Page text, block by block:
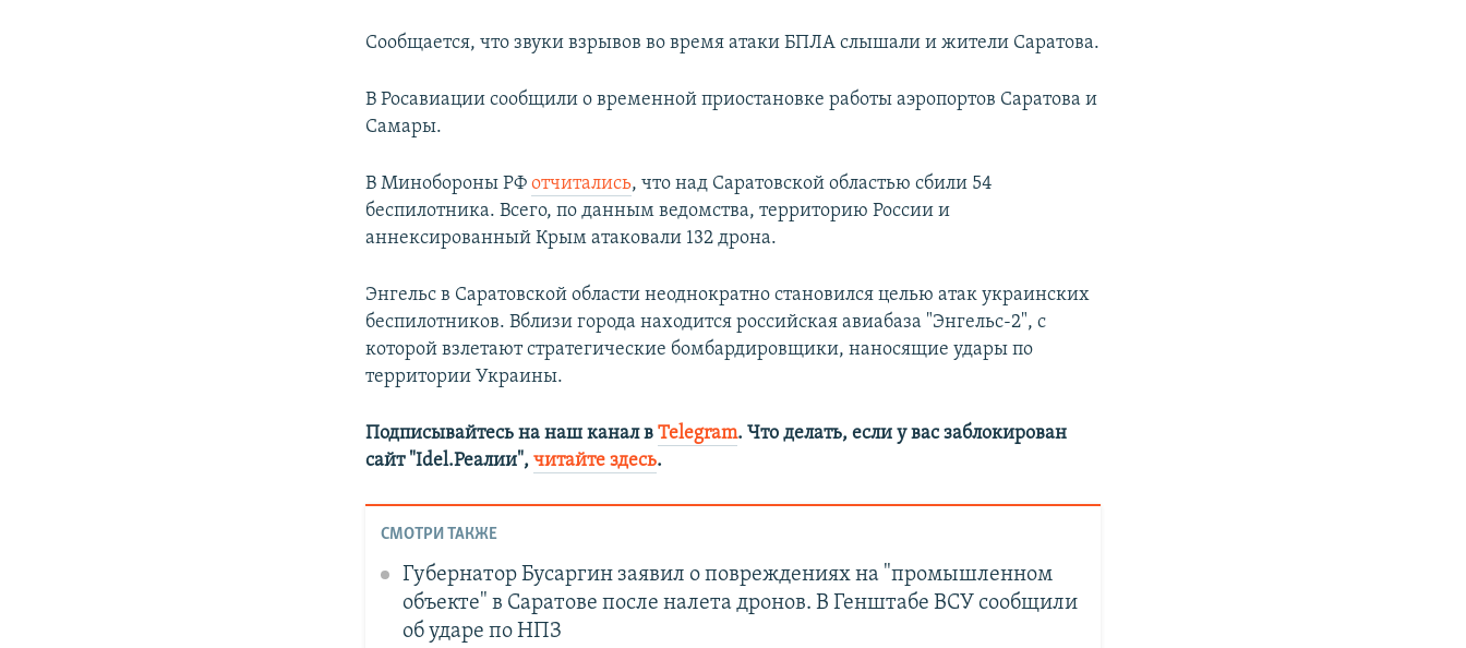
Сообщается, что звуки взрывов во время атаки БПЛА слышали и жители Саратова.
В Росавиации сообщили о временной приостановке работы аэропортов Саратова и
Самары.
В Минобороны РФотчитались, что над Саратовской областью сбили 54
беспилотника. Всего, по данным ведомства, территорию России и
аннексированный Крым атаковали 132 дрона.
Энгельс в Саратовской области неоднократно становился целью атак украинских
беспилотников. Вблизи города находится российская авиабаза "Энгельс-2", с
которой взлетают стратегические бомбардировщики, наносящие удары по
территории Украины.
Подписывайтесь на наш канал вTelegram. Что делать, если у вас заблокирован
сайт "Idel.Реалии",читайте здесь.
СМОТРИ ТАКЖЕ
Губернатор Бусаргин заявил о повреждениях на "промышленном
объекте" в Саратове после налета дронов. В Генштабе ВСУ сообщили
об ударе по НПЗ